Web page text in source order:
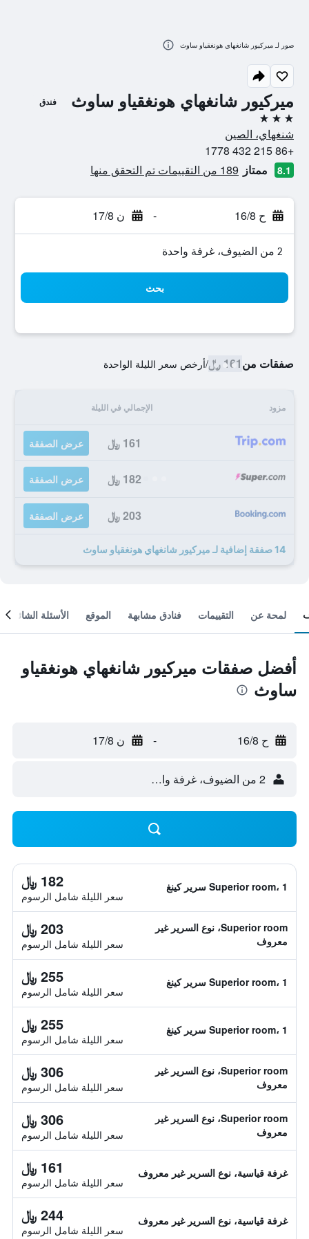
ميركيور شانغهاي هونغقياو ساوث فندق
3 نجوم
شنغهاي، الصين
+86 215 432 1778
8.1 ممتاز 189 من التقييمات تم التحقق منها
ح 16/8 - ن 17/8
2 من الضيوف، غرفة واحدة
بحث
صفقات من161 ﷼ /أرخص سعر الليلة الواحدة
مزود الإجمالي في الليلة
161 ﷼ عرض الصفقة
182 ﷼ عرض الصفقة
203 ﷼ عرض الصفقة
14 صفقة إضافية لـ ميركيور شانغهاي هونغقياو ساوث
صور لـ ميركيور شانغهاي هونغقياو ساوث
لمحة عن التقييمات فنادق مشابهة الموقع الأسئلة الشائعة
أفضل صفقات ميركيور شانغهاي هونغقياو
ساوث
ح 16/8 - ن 17/8
2 من الضيوف، غرفة واحدة
Superior room، 1 سرير كينغ 182 ﷼
سعر الليلة شامل الرسوم
Superior room، نوع السرير غير
معروف
203 ﷼
سعر الليلة شامل الرسوم
Superior room، 1 سرير كينغ 255 ﷼
سعر الليلة شامل الرسوم
Superior room، 1 سرير كينغ 255 ﷼
سعر الليلة شامل الرسوم
Superior room، نوع السرير غير
معروف
306 ﷼
سعر الليلة شامل الرسوم
Superior room، نوع السرير غير
معروف
306 ﷼
سعر الليلة شامل الرسوم
غرفة قياسية، نوع السرير غير معروف 161 ﷼
سعر الليلة شامل الرسوم
غرفة قياسية، نوع السرير غير معروف 244 ﷼
سعر الليلة شامل الرسوم